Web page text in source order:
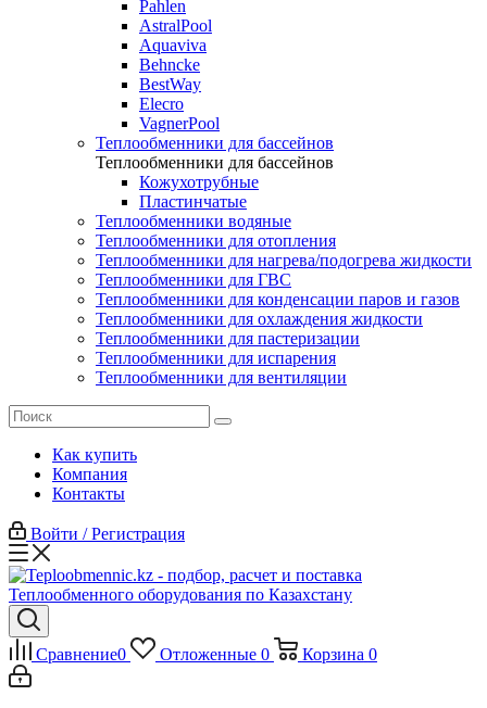
Pahlen
AstralPool
Aquaviva
Behncke
BestWay
Elecro
VagnerPool
Теплообменники для бассейнов
Теплообменники для бассейнов
Кожухотрубные
Пластинчатые
Теплообменники водяные
Теплообменники для отопления
Теплообменники для нагрева/подогрева жидкости
Теплообменники для ГВС
Теплообменники для конденсации паров и газов
Теплообменники для охлаждения жидкости
Теплообменники для пастеризации
Теплообменники для испарения
Теплообменники для вентиляции
Как купить
Компания
Контакты
Войти / Регистрация
Сравнение0 Отложенные 0 Корзина 0